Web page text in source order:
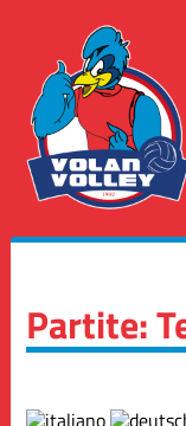
Partite: